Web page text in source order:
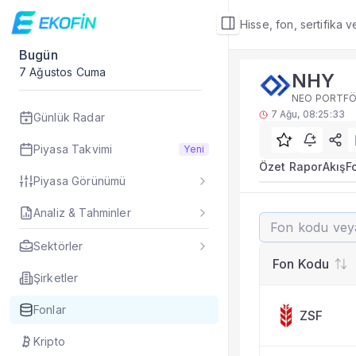
Hisse, fon, sertifika
Bugün
7 Ağustos Cuma
Günlük Radar
Piyasa Takvimi Yeni
Piyasa Görünümü
Analiz & Tahminler
Sektörler
Şirketler
Fonlar
Kripto
Rakip Analizi
NHY benzer
NHY fonu rakip
TEFAS NHY
Fon verileri hangi
NHY fonunu diğer
Evet. Fon detay
Fon Detay— İlgili
Fon Portföyü
NHY
NEO
7 Ağu, 08:25:33
Özet RaporAkış
NHY
Fon Kodu
ZSF